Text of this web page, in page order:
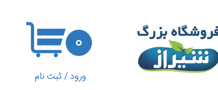
ورود/ ثبت نام
تغییر گذر واژه
سفارشات
۰